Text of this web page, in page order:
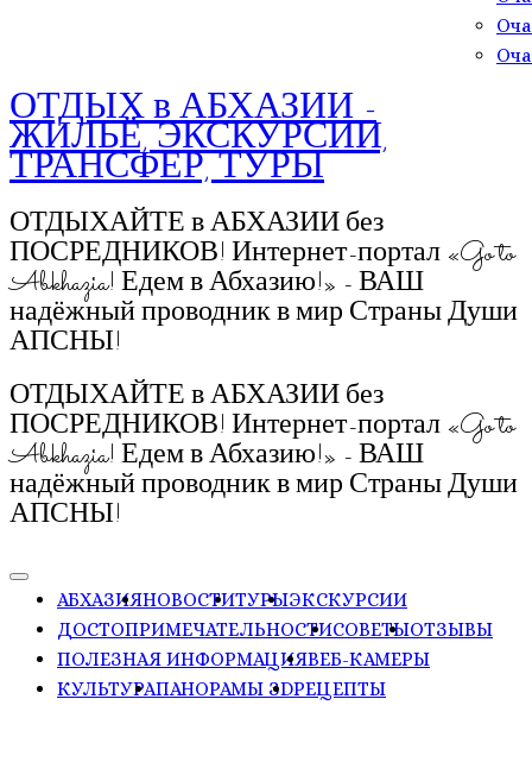
ОТДЫХ в АБХАЗИИ -
ЖИЛЬЁ, ЭКСКУРСИИ,
ТРАНСФЕР, ТУРЫ
ОТДЫХАЙТЕ в АБХАЗИИ без
ПОСРЕДНИКОВ! Интернет-портал «Go to
Abkhazia! Едем в Абхазию!» - ВАШ
надёжный проводник в мир Страны Души
АПСНЫ!
ОТДЫХАЙТЕ в АБХАЗИИ без
ПОСРЕДНИКОВ! Интернет-портал «Go to
Abkhazia! Едем в Абхазию!» - ВАШ
надёжный проводник в мир Страны Души
АПСНЫ!
АБХАЗИЯНОВОСТИТУРЫЭКСКУРСИИ
ДОСТОПРИМЕЧАТЕЛЬНОСТИСОВЕТЫОТЗЫВЫ
ПОЛЕЗНАЯ ИНФОРМАЦИЯВЕБ-КАМЕРЫ
КУЛЬТУРАПАНОРАМЫ ЗDРЕЦЕПТЫ